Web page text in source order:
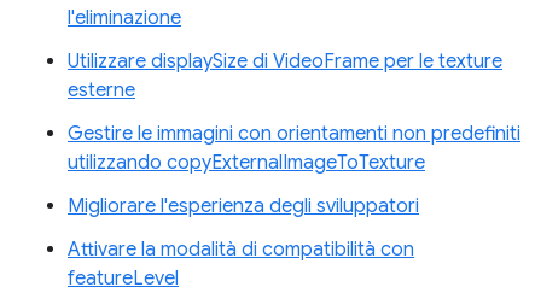
l'eliminazione
Utilizzare displaySize di VideoFrame per le texture
esterne
Gestire le immagini con orientamenti non predefiniti
utilizzando copyExternalImageToTexture
Migliorare l'esperienza degli sviluppatori
Attivare la modalità di compatibilità con
featureLevel